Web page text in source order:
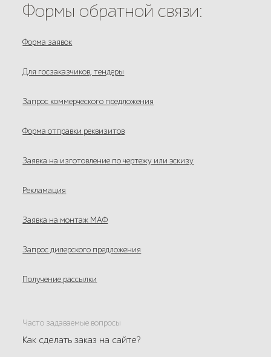
Формы обратной связи:
Форма заявок
Для госзаказчиков, тендеры
Запрос коммерческого предложения
Форма отправки реквизитов
Заявка на изготовление по чертежу или эскизу
Рекламация
Заявка на монтаж МАФ
Запрос дилерского предложения
Получение рассылки
Часто задаваемые вопросы
Как сделать заказ на сайте?